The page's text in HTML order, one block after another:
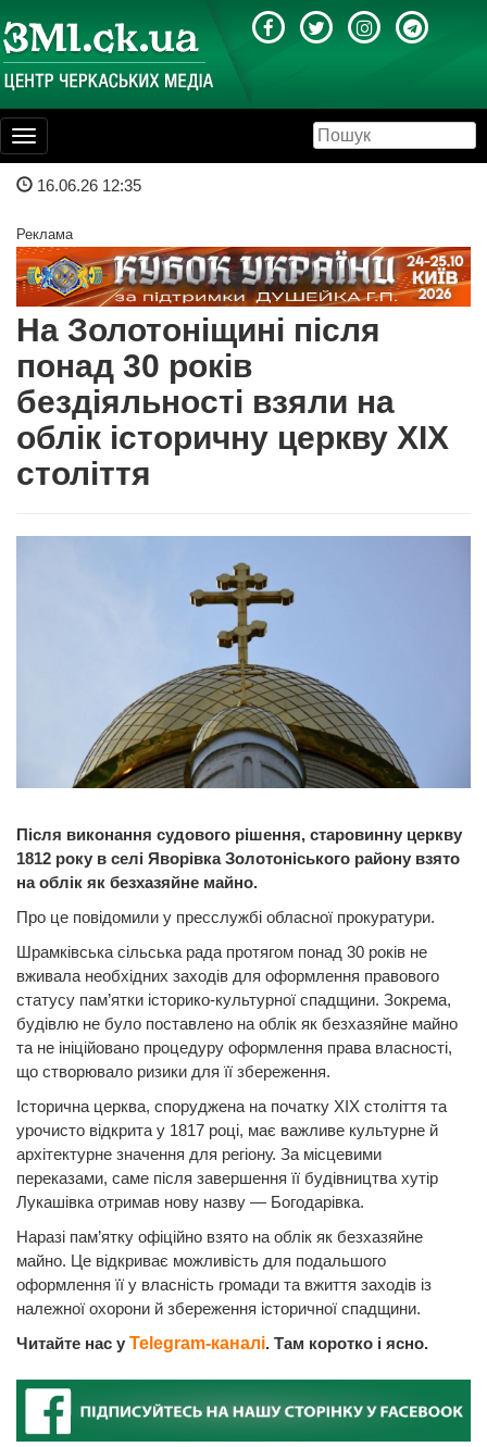
Toggle
navigation
16.06.26 12:35
Реклама
На Золотоніщині після
понад 30 років
бездіяльності взяли на
облік історичну церкву XIX
століття
Після виконання судового рішення, старовинну церкву
1812 року в селі Яворівка Золотоніського району взято
на облік як безхазяйне майно.
Про це повідомили у пресслужбі обласної прокуратури.
Шрамківська сільська рада протягом понад 30 років не
вживала необхідних заходів для оформлення правового
статусу пам’ятки історико-культурної спадщини. Зокрема,
будівлю не було поставлено на облік як безхазяйне майно
та не ініційовано процедуру оформлення права власності,
що створювало ризики для її збереження.
Історична церква, споруджена на початку XIX століття та
урочисто відкрита у 1817 році, має важливе культурне й
архітектурне значення для регіону. За місцевими
переказами, саме після завершення її будівництва хутір
Лукашівка отримав нову назву — Богодарівка.
Наразі пам’ятку офіційно взято на облік як безхазяйне
майно. Це відкриває можливість для подальшого
оформлення її у власність громади та вжиття заходів із
належної охорони й збереження історичної спадщини.
Читайте нас у Telegram-каналі. Там коротко і ясно.